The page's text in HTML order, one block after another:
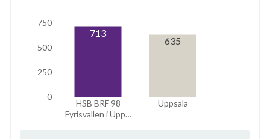
HSB BRF 98
Fyrisvallen i Upp…
Uppsala
0
250
500
750
713
635